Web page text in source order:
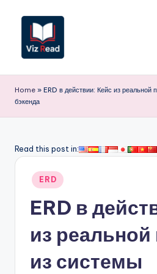
Перейти
содержимому
iz
R
a
Home » ERD в действии: Кейс из реальной
бэкенда
Read this post in:
Опубликовано
ERD
ERD в
из реальной
из системы